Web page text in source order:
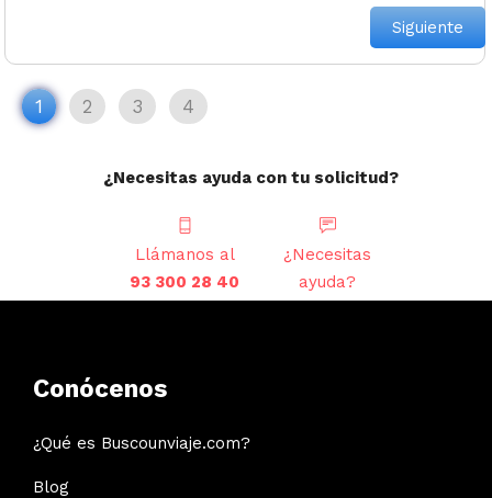
Siguiente
1 2 3 4
¿Necesitas ayuda con tu solicitud?
Llámanos al
93 300 28 40
¿Necesitas
ayuda?
Conócenos
¿Qué es Buscounviaje.com?
Blog